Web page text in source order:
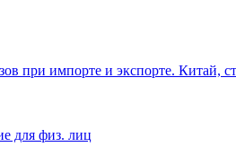
при импорте и экспорте. Китай,
для физ. лиц